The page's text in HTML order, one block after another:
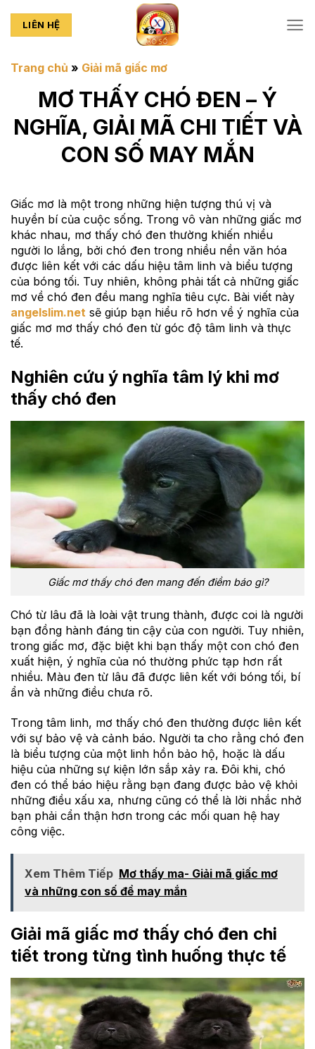
dung
LIÊN HỆ
Trang chủ » Giải mã giấc mơ
MƠ THẤY CHÓ ĐEN – Ý
NGHĨA, GIẢI MÃ CHI TIẾT VÀ
CON SỐ MAY MẮN
Giấc mơ là một trong những hiện tượng thú vị và
huyền bí của cuộc sống. Trong vô vàn những giấc mơ
khác nhau, mơ thấy chó đen thường khiến nhiều
người lo lắng, bởi chó đen trong nhiều nền văn hóa
được liên kết với các dấu hiệu tâm linh và biểu tượng
của bóng tối. Tuy nhiên, không phải tất cả những giấc
mơ về chó đen đều mang nghĩa tiêu cực. Bài viết này
angelslim.net sẽ giúp bạn hiểu rõ hơn về ý nghĩa của
giấc mơ mơ thấy chó đen từ góc độ tâm linh và thực
tế.
Nghiên cứu ý nghĩa tâm lý khi mơ
thấy chó đen
Giấc mơ thấy chó đen mang đến điềm báo gì?
Chó từ lâu đã là loài vật trung thành, được coi là người
bạn đồng hành đáng tin cậy của con người. Tuy nhiên,
trong giấc mơ, đặc biệt khi bạn thấy một con chó đen
xuất hiện, ý nghĩa của nó thường phức tạp hơn rất
nhiều. Màu đen từ lâu đã được liên kết với bóng tối, bí
ẩn và những điều chưa rõ.
Trong tâm linh, mơ thấy chó đen thường được liên kết
với sự bảo vệ và cảnh báo. Người ta cho rằng chó đen
là biểu tượng của một linh hồn bảo hộ, hoặc là dấu
hiệu của những sự kiện lớn sắp xảy ra. Đôi khi, chó
đen có thể báo hiệu rằng bạn đang được bảo vệ khỏi
những điều xấu xa, nhưng cũng có thể là lời nhắc nhở
bạn phải cẩn thận hơn trong các mối quan hệ hay
công việc.
Xem Thêm Tiếp Mơ thấy ma- Giải mã giấc mơ
và những con số đề may mắn
Giải mã giấc mơ thấy chó đen chi
tiết trong từng tình huống thực tế